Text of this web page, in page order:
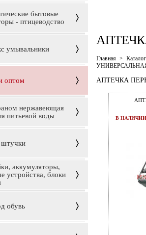
бытовые
- птицеводство
умывальники
оптом
нержавеющая
питьевой воды
аккумуляторы,
устройства, блоки
обувь
Главная >
АПТЕЧКА
В НАЛИЧИИ